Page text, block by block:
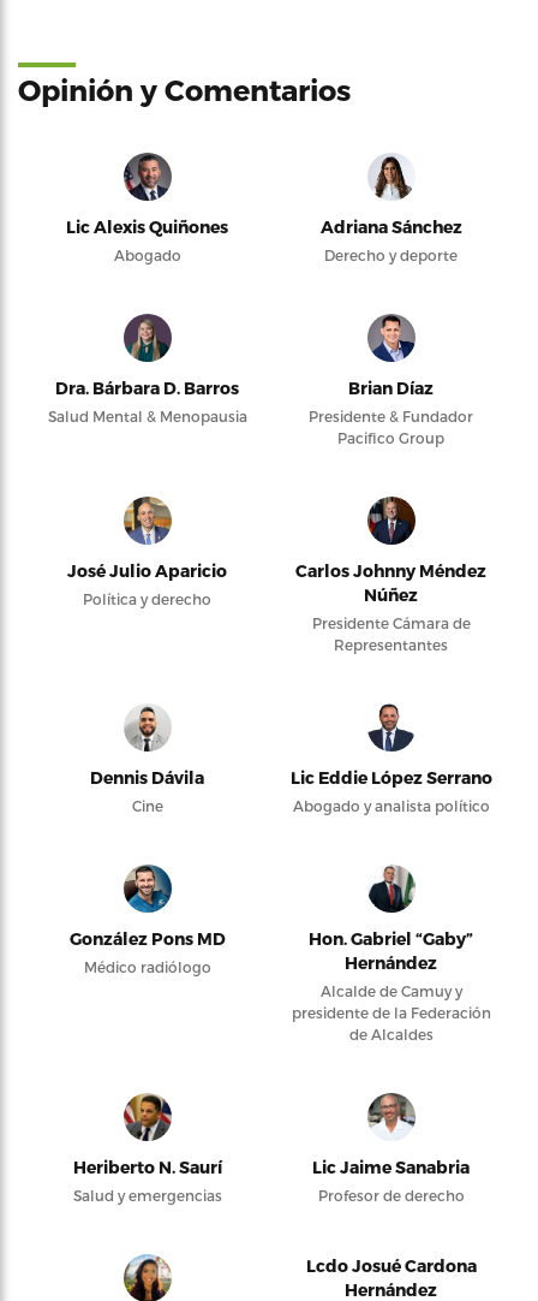
Opinión y Comentarios
Lic Alexis Quiñones
Abogado
Adriana Sánchez
Derecho y deporte
Dra. Bárbara D. Barros
Salud Mental & Menopausia
Brian Díaz
Presidente & Fundador
Pacifico Group
José Julio Aparicio
Política y derecho
Carlos Johnny Méndez
Núñez
Presidente Cámara de
Representantes
Dennis Dávila
Cine
Lic Eddie López Serrano
Abogado y analista político
González Pons MD
Médico radiólogo
Hon. Gabriel “Gaby”
Hernández
Alcalde de Camuy y
presidente de la Federación
de Alcaldes
Heriberto N. Saurí
Salud y emergencias
Lic Jaime Sanabria
Profesor de derecho
Lcdo Josué Cardona
Hernández